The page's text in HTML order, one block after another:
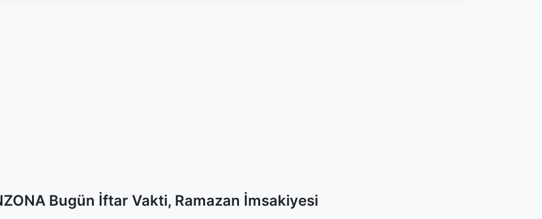
Bugün İftar Vakti, Ramazan İmsakiyesi